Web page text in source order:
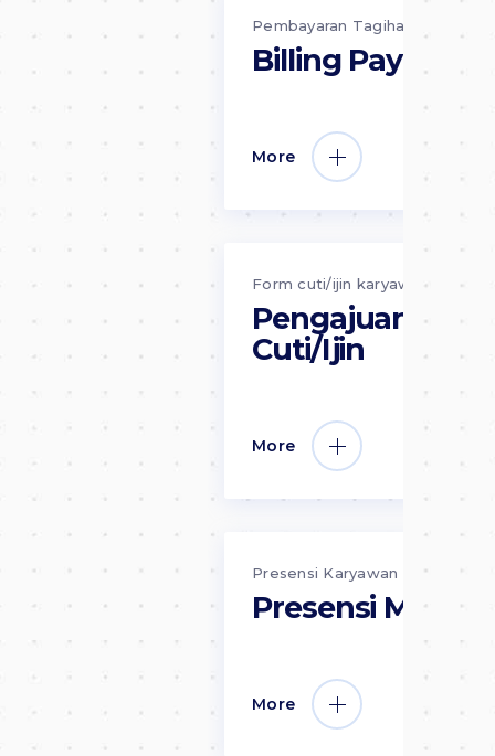
Pembayaran Tagihan
Billing Payment
More
Form cuti/ijin karyawan
Pengajuan
Cuti/Ijin
More
Presensi Karyawan
Presensi Mobile
More